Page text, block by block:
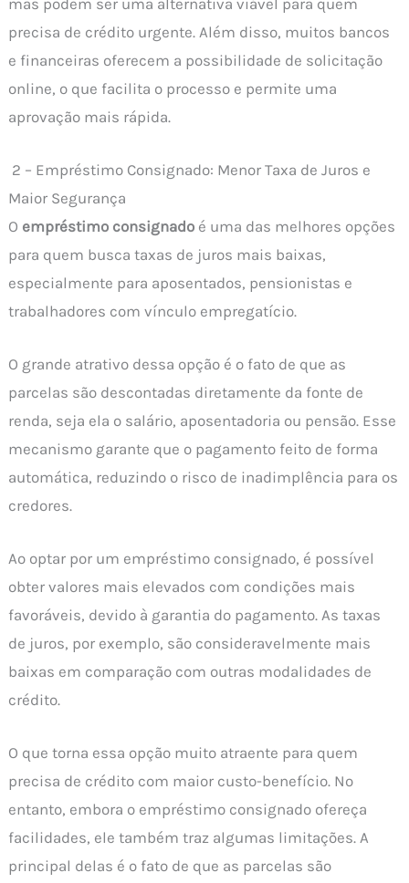
precisa de crédito urgente. Além disso, muitos bancos
e financeiras oferecem a possibilidade de solicitação
online, o que facilita o processo e permite uma
aprovação mais rápida.
2 – Empréstimo Consignado: Menor Taxa de Juros e
Maior Segurança
O empréstimo consignado é uma das melhores opções
para quem busca taxas de juros mais baixas,
especialmente para aposentados, pensionistas e
trabalhadores com vínculo empregatício.
O grande atrativo dessa opção é o fato de que as
parcelas são descontadas diretamente da fonte de
renda, seja ela o salário, aposentadoria ou pensão. Esse
mecanismo garante que o pagamento feito de forma
automática, reduzindo o risco de inadimplência para os
credores.
Ao optar por um empréstimo consignado, é possível
obter valores mais elevados com condições mais
favoráveis, devido à garantia do pagamento. As taxas
de juros, por exemplo, são consideravelmente mais
baixas em comparação com outras modalidades de
crédito.
O que torna essa opção muito atraente para quem
precisa de crédito com maior custo-benefício. No
entanto, embora o empréstimo consignado ofereça
facilidades, ele também traz algumas limitações. A
principal delas é o fato de que as parcelas são